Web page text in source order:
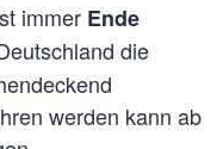
immer Ende
die
werden kann ab